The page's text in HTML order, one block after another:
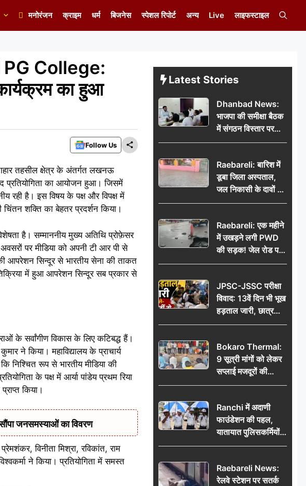
मनोरंजन क्राइम धर्म बिजनेस स्पेशल रिपोर्ट अन्य Live लाइफस्टाइल
College:
का हुआ
Follow Us
तहसील क्षेत्र के अंतर्गत लखनऊ
प्रतियोगिता का आयोजन हुआ। जिसमें
रही है। इस विषय के पक्ष और विपक्ष में
शक्ति का बेहतर प्रदर्शन किया।
है। सम्माननीय मुख्य अतिथि प्रोफ़ेसर
पर मीडिया को अपनी टी आर पी से
आपरेशन सिन्दूर से भारतीय सेना की ताकत
में हुआ आपरेशन सिन्दूर सब प्रकार से
के सर्वांगीण विकास के लिए कटिबद्ध हैं।
ने किया। महाविद्यालय के प्राचार्य
निश्चित रूप से भारतीय मीडिया की
के पक्ष में आर्या पांडेय प्रथम रिया
किया।
जनसमस्याओं का विवरण
विनीता मिश्रा, रविकांत, राम
ने किया। प्रतियोगिता में समस्त
Latest Stories
Dhanbad News:
भाजपा की समीक्षा बैठक
में संगठन विस्तार पर
मंथन, बीडीओ से
जनसमस्याओं का विवरण
Raebareli: बारिश में
डूबा जिला अस्पताल,
जल निकासी के दावों की
खुली पोल
Raebareli: एक महीने
में उखड़ने लगी PWD
की सड़क! जेल रोड पर
गड्ढे ने खोली निर्माण
की उठी मांग
JPSC-JSSC परीक्षा
विवाद: 13वें दिन भी भूख
हड़ताल जारी, छात्र
बोले- जांच नहीं तो
Bokaro Thermal:
9 सूत्री मांगों को लेकर
सप्लाई मजदूरों की
हुंकार, 12 अगस्त के
Ranchi में अदाणी
फाउंडेशन की पहल,
यातायात पुलिसकर्मियों
को वितरित किए गए छाते
Raebareli News:
रेलवे स्टेशन पर सतर्क